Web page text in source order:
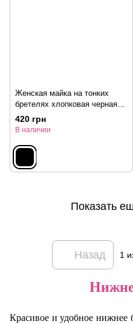
Женская майка на тонких
бретелях хлопковая черная
Sevim 10085 L
420 грн
В наличии
Показать
Назад 1
Красивое и удобное нижнее